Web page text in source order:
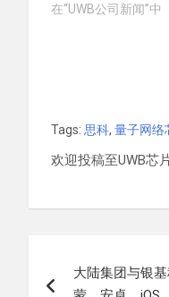
在“UWB公司新闻”中
Tags: 思科, 量子网络
欢迎投稿至UWB芯
章
大陆集团与银